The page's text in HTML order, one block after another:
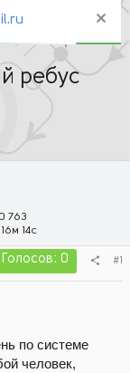
ребус
763
14с
Голосов: 0 #1
по системе
человек,